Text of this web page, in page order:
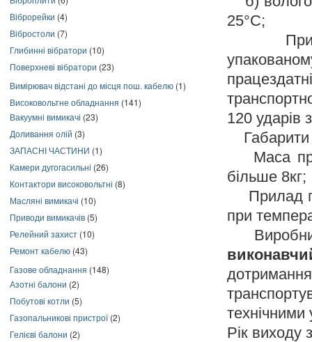
Віброрейки (4)
Вібростоли (7)
Глибинні вібратори (10)
Поверхневі вібратори (23)
Вимірювач відстані до місця пош. кабелю (1)
Високовольтне обладнання (141)
Вакуумні вимикачі (23)
Доливання олій (3)
ЗАПАСНІ ЧАСТИНИ (1)
Камери дугогасильні (26)
Контактори високовольтні (8)
Масляні вимикачі (10)
Приводи вимикачів (5)
Релейний захист (10)
Ремонт кабелю (43)
Газове обладнання (148)
Азотні балони (2)
Побутові котли (5)
Газопальникові пристрої(2)
Гелієві балони (2)
25°С;
120 ударів
Габарити
Маса
більше 8кг;
Прилад
при
Виробник
Рік виходу